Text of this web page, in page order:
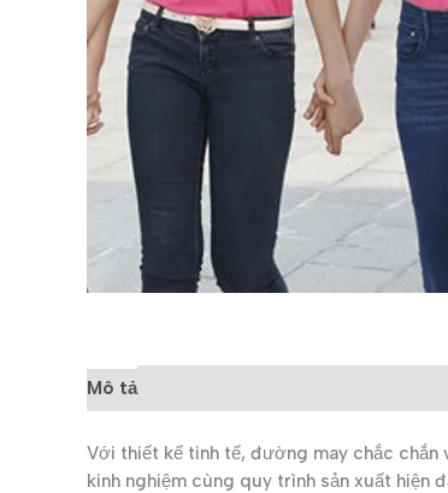
Mô tả
Với thiết kế tinh tế, đường may chắc chắn
kinh nghiệm cùng quy trình sản xuất hiện